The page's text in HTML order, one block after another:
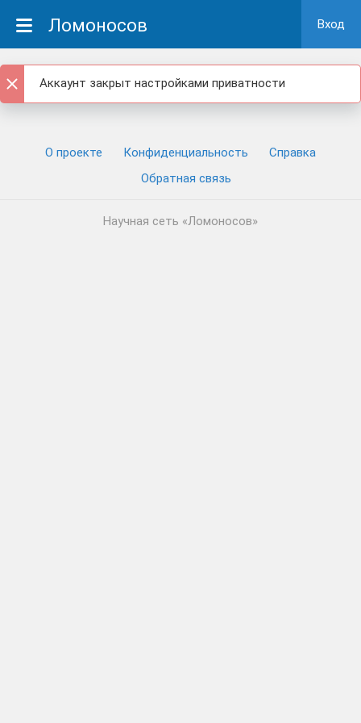
Ломоносов Вход
Аккаунт закрыт настройками приватности
О проекте Конфиденциальность
Cправка
Обратная связь
Научная сеть «Ломоносов»